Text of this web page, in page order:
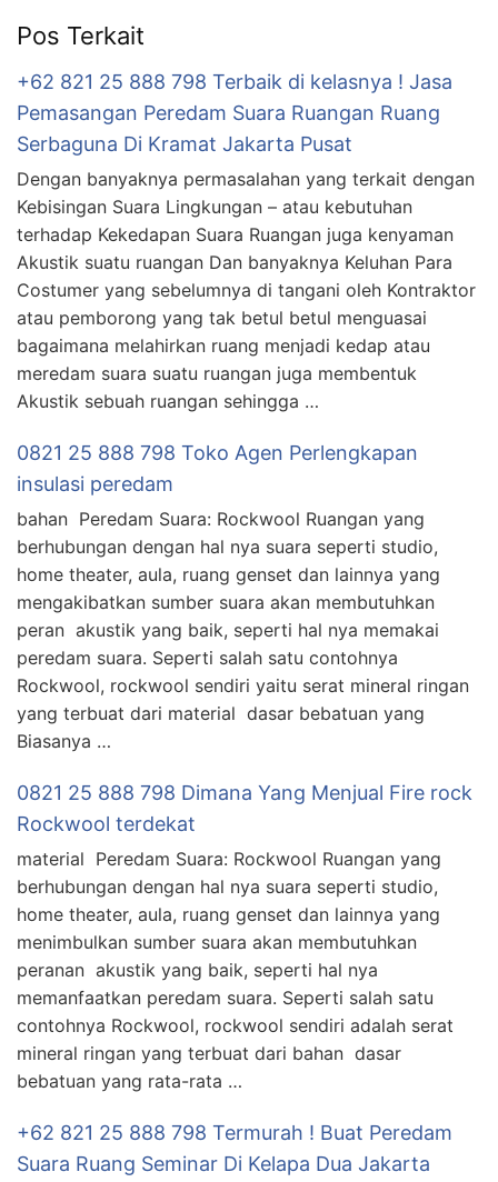
Pos Terkait
+62 821 25 888 798 Terbaik di kelasnya ! Jasa
Pemasangan Peredam Suara Ruangan Ruang
Serbaguna Di Kramat Jakarta Pusat
Dengan banyaknya permasalahan yang terkait dengan
Kebisingan Suara Lingkungan – atau kebutuhan
terhadap Kekedapan Suara Ruangan juga kenyaman
Akustik suatu ruangan Dan banyaknya Keluhan Para
Costumer yang sebelumnya di tangani oleh Kontraktor
atau pemborong yang tak betul betul menguasai
bagaimana melahirkan ruang menjadi kedap atau
meredam suara suatu ruangan juga membentuk
Akustik sebuah ruangan sehingga …
0821 25 888 798 Toko Agen Perlengkapan
insulasi peredam
bahan Peredam Suara: Rockwool Ruangan yang
berhubungan dengan hal nya suara seperti studio,
home theater, aula, ruang genset dan lainnya yang
mengakibatkan sumber suara akan membutuhkan
peran akustik yang baik, seperti hal nya memakai
peredam suara. Seperti salah satu contohnya
Rockwool, rockwool sendiri yaitu serat mineral ringan
yang terbuat dari material dasar bebatuan yang
Biasanya …
0821 25 888 798 Dimana Yang Menjual Fire rock
Rockwool terdekat
material Peredam Suara: Rockwool Ruangan yang
berhubungan dengan hal nya suara seperti studio,
home theater, aula, ruang genset dan lainnya yang
menimbulkan sumber suara akan membutuhkan
peranan akustik yang baik, seperti hal nya
memanfaatkan peredam suara. Seperti salah satu
contohnya Rockwool, rockwool sendiri adalah serat
mineral ringan yang terbuat dari bahan dasar
bebatuan yang rata-rata …
+62 821 25 888 798 Termurah ! Buat Peredam
Suara Ruang Seminar Di Kelapa Dua Jakarta